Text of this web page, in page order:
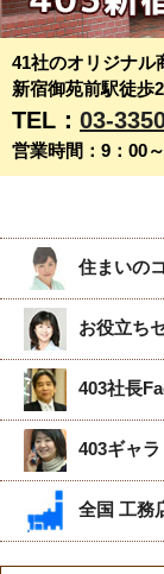
41社のオリジナル
新宿御苑前駅徒
TEL： 03-
営業時間：9：00
住まいの
お役立ち
403社長
403ギャ
全国 工務